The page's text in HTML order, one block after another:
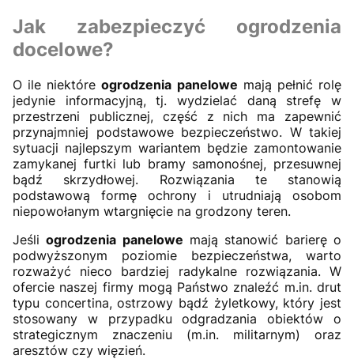
Jak zabezpieczyć ogrodzenia
docelowe?
O ile niektóreogrodzenia panelowe mają pełnić rolę
jedynie informacyjną, tj. wydzielać daną strefę w
przestrzeni publicznej, część z nich ma zapewnić
przynajmniej podstawowe bezpieczeństwo. W takiej
sytuacji najlepszym wariantem będzie zamontowanie
zamykanej furtki lub bramy samonośnej, przesuwnej
bądź skrzydłowej. Rozwiązania te stanowią
podstawową formę ochrony i utrudniają osobom
niepowołanym wtargnięcie na grodzony teren.
Jeśliogrodzenia panelowe mają stanowić barierę o
podwyższonym poziomie bezpieczeństwa, warto
rozważyć nieco bardziej radykalne rozwiązania. W
ofercie naszej firmy mogą Państwo znaleźć m.in. drut
typu concertina, ostrzowy bądź żyletkowy, który jest
stosowany w przypadku odgradzania obiektów o
strategicznym znaczeniu (m.in. militarnym) oraz
aresztów czy więzień.